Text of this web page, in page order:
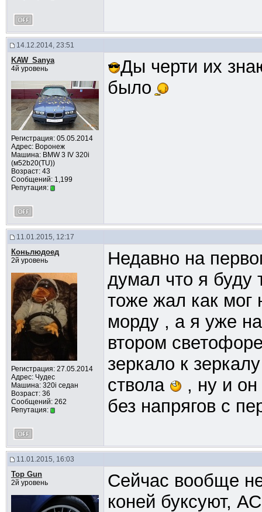
14.12.2014, 23:51
KAW_Sanya
4й уровень
Регистрация: 05.05.2014
Адрес: Воронеж
Машина: BMW 3 IV 320i
(м52b20(TU))
Возраст: 43
Сообщений: 1,199
Репутация:
Ды черти их
было
11.01.2015, 12:17
Коньлюдоед
2й уровень
Регистрация: 27.05.2014
Адрес: Чудес
Машина: 320i седан
Возраст: 36
Сообщений: 262
Репутация:
Недавно на
думал что я буду
тоже жал как мог
морду , а я уже
втором
зеркало к
ствола
, ну и
без напрягов с
11.01.2015, 16:03
Top Gun
2й уровень
Сейчас вообще
коней буксуют,